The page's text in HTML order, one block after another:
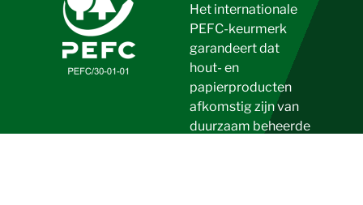
Het internationale
PEFC-keurmerk
garandeert dat
hout- en
papierproducten
afkomstig zijn van
duurzaam beheerde